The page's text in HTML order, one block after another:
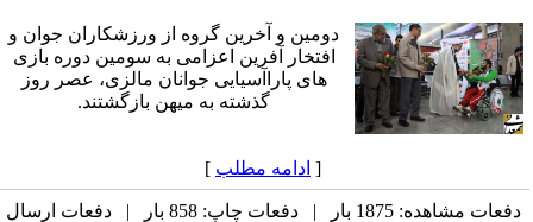
دومین و آخرین گروه از ورزشکاران جوان و
افتخار آفرین اعزامی به سومین دوره بازی
های پاراآسیایی جوانان مالزی، عصر روز
گذشته به میهن بازگشتند.
[ ادامه مطلب ]
دفعات مشاهده: 1875 بار | دفعات چاپ: 858 بار | دفعات ارسال